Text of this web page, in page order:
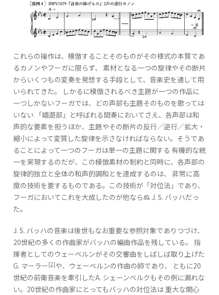
これらの操作は、模倣することそのものがその様式の本質であ
るカノンやフーガに限らず、 素材となる一つの旋律やその断片
からいくつもの変奏を発想する手段として、音楽史を通して用
いられてきた。 しかるに模倣されるべき主題が一つの作品に
一つしかないフーガでは、どの声部も主題そのものを歌っては
いない 「嬉遊部」と呼ばれる間奏においてさえ、各声部は和
声的な要素を担うほか、主題やその断片の反行／逆行／拡大・
縮小によって変質した旋律を示さなければならない。そうであ
ることによって一つのフーガは単一の主題に関する 有機的な統
一を実現するのだが、この模倣素材の制約と同時に、各声部の
旋律的独立と全体の和声的調和とを達成するのは、 非常に高
度の技術を要するものである。この技術が「対位法」であり、
フーガにおいてこれを大成したのが他ならぬ J. S. バッハだっ
た。
J. S. バッハの音楽は後世もなお重要な参照対象でありつづけ、
20世紀の多くの作曲家がバッハの編曲作品を残している。 指
揮者としてのウェーベルンがその交響曲をしばしば取り上げた
G. マーラー [2]や、ウェーベルンの作曲の師であり、 ともに20
世紀の前衛音楽を牽引したA. シェーンベルクもその例に漏れな
い。20世紀の作曲家にとってもバッハの対位法は 重大な関心